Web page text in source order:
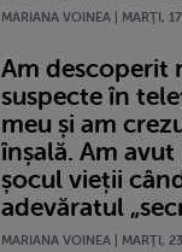
MARIANA VOINEA | MARŢI,
Am descoperit
suspecte în
meu și am
înșală. Am
șocul vieții
adevăratul
MARIANA VOINEA | MARŢI,